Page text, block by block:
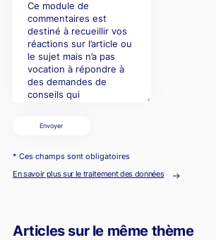
Envoyer
* Ces champs sont obligatoires
En savoir plus sur le traitement des données
Articles sur le même thème